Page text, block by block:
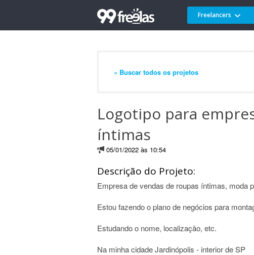
Freelancers
« Buscar todos os projetos
Logotipo para
íntimas
05/01/2022 às 10:54
Descrição do Projeto:
Empresa de vendas de roupas íntimas, moda
Estou fazendo o plano de negócios para
Estudando o nome, localização, etc.
Na minha cidade Jardinópolis - interior de SP